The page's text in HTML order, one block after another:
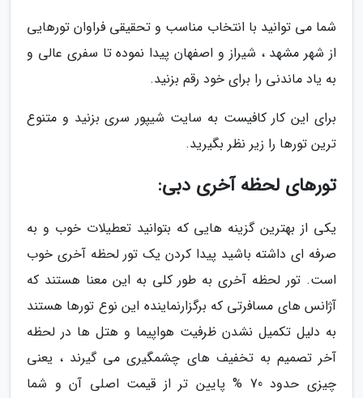
شما می توانید با انتخاب مناسب و تحقیقی فراوان تورهایی
از شهر مشهد ، شیراز و اصفهان پیدا نموده تا سفری عالی و
به یاد ماندنی را برای خود رقم بزنید.
برای این کار کافیست به سایت شیپور سری بزنید و متنوع
ترین تورها را زیر نظر بگیرید.
تورهای لحظه آخری دبی:
یکی از بهترین گزینه هایی که بتوانید تعطیلات خوب و به
صرفه ای داشته باشید پیدا کردن یک تور لحظه آخری خوب
است. تور لحظه آخری به طور کلی به این معنا هستند که
آژانس های مسافرتی که برگزارنماینده این نوع تورها هستند
به دلیل تکمیل نشدن ظرفیت هواپیما و هتل ها در لحظه
آخر تصمیم به تخفیف های چشمگیری می گیرند ، یعنی
چیزی حدود 70 % پایین تر از قیمت اصلی آن و شما